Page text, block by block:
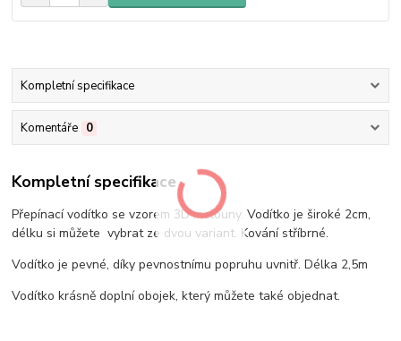
Kompletní specifikace
Komentáře 0
Kompletní specifikace
Přepínací vodítko se vzorem 3D melouny. Vodítko je široké 2cm,
délku si můžete vybrat ze dvou variant. Kování stříbrné.
Vodítko je pevné, díky pevnostnímu popruhu uvnitř. Délka 2,5m
Vodítko krásně doplní obojek, který můžete také objednat.